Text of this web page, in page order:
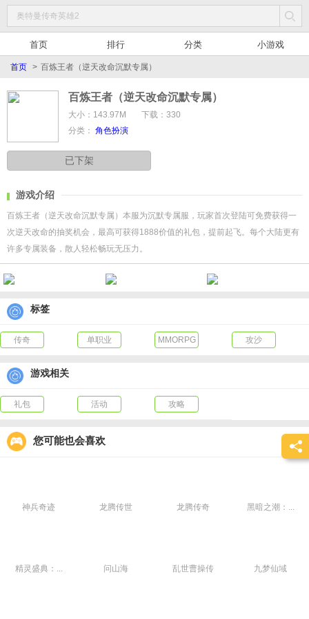
首页 排行 分类 小游戏
首页 > 百炼王者（逆天改命沉默专属）
百炼王者（逆天改命沉默专属）
大小：143.97M
下载：330
分类： 角色扮演
已下架
游戏介绍
百炼王者（逆天改命沉默专属）本服为沉默专属服，玩家首次登陆可免费获得一
次逆天改命的抽奖机会，最高可获得1888价值的礼包，提前起飞。每个大陆更有
许多专属装备，散人轻松畅玩无压力。
标签
传奇 单职业 MMORPG 攻沙
游戏相关
礼包 活动 攻略
您可能也会喜欢
神兵奇迹 龙腾传世 龙腾传奇 黑暗之潮：...
精灵盛典：... 问山海 乱世曹操传 九梦仙域